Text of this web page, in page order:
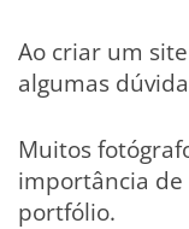
Ao criar um
algumas
Muitos
importância
portfólio.